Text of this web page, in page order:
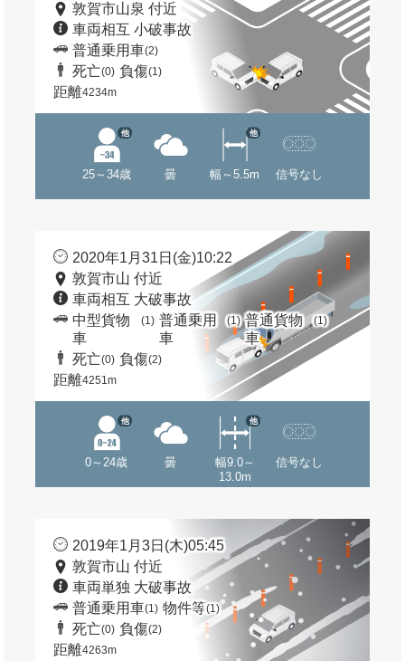
敦賀市山泉 付近
車両相互 小破事故
普通乗用車(2)
死亡(0) 負傷(1)
距離4234m
25～34歳
他
曇 幅～5.5m
他
信号なし
2020年1月31日(金)10:22
敦賀市山 付近
車両相互 大破事故
中型貨物
車
(1) 普通乗用
車
(1) 普通貨物
車
(1)
死亡(0) 負傷(2)
距離4251m
0～24歳
他
曇
幅9.0～
13.0m
他
信号なし
2019年1月3日(木)05:45
敦賀市山 付近
車両単独 大破事故
普通乗用車(1) 物件等(1)
死亡(0) 負傷(2)
距離4263m